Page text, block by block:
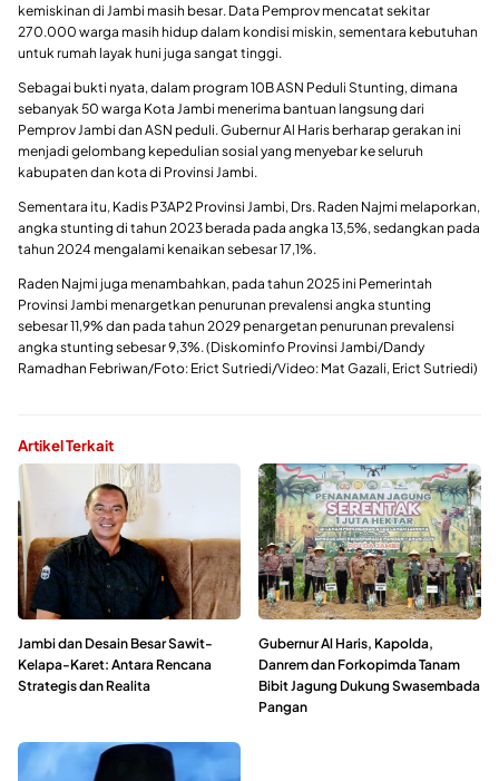
kemiskinan di Jambi masih besar. Data Pemprov mencatat sekitar
270.000 warga masih hidup dalam kondisi miskin, sementara kebutuhan
untuk rumah layak huni juga sangat tinggi.
Sebagai bukti nyata, dalam program 10B ASN Peduli Stunting, dimana
sebanyak 50 warga Kota Jambi menerima bantuan langsung dari
Pemprov Jambi dan ASN peduli. Gubernur Al Haris berharap gerakan ini
menjadi gelombang kepedulian sosial yang menyebar ke seluruh
kabupaten dan kota di Provinsi Jambi.
Sementara itu, Kadis P3AP2 Provinsi Jambi, Drs. Raden Najmi melaporkan,
angka stunting di tahun 2023 berada pada angka 13,5%, sedangkan pada
tahun 2024 mengalami kenaikan sebesar 17,1%.
Raden Najmi juga menambahkan, pada tahun 2025 ini Pemerintah
Provinsi Jambi menargetkan penurunan prevalensi angka stunting
sebesar 11,9% dan pada tahun 2029 penargetan penurunan prevalensi
angka stunting sebesar 9,3%. (Diskominfo Provinsi Jambi/Dandy
Ramadhan Febriwan/Foto: Erict Sutriedi/Video: Mat Gazali, Erict Sutriedi)
Artikel Terkait
Jambi dan Desain Besar Sawit-
Kelapa-Karet: Antara Rencana
Strategis dan Realita
Gubernur Al Haris, Kapolda,
Danrem dan Forkopimda Tanam
Bibit Jagung Dukung Swasembada
Pangan